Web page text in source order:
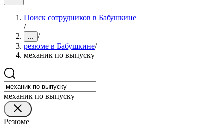
Поиск сотрудников в Бабушкине
/
... /
резюме в Бабушкине/
механик по выпуску
механик по выпуску
Резюме